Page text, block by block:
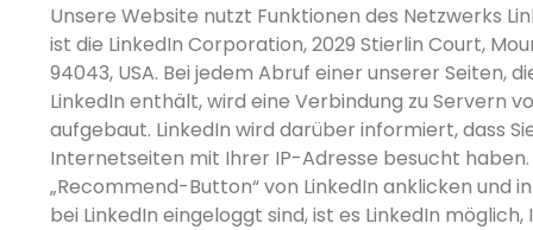
Unsere Website nutzt Funktionen des Netzwerks
ist die LinkedIn Corporation, 2029 Stierlin Court,
94043, USA. Bei jedem Abruf einer unserer Seiten,
LinkedIn enthält, wird eine Verbindung zu Servern
aufgebaut. LinkedIn wird darüber informiert, dass
Internetseiten mit Ihrer IP-Adresse besucht haben.
„Recommend-Button“ von LinkedIn anklicken und
bei LinkedIn eingeloggt sind, ist es LinkedIn möglich,